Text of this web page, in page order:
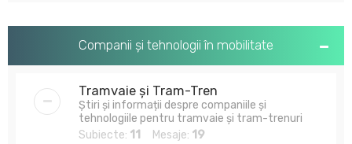
Companii și tehnologii în mobilitate
Tramvaie și Tram-Tren
Știri și informații despre companiile și
tehnologiile pentru tramvaie și tram-trenuri
Subiecte: 11 Mesaje: 19